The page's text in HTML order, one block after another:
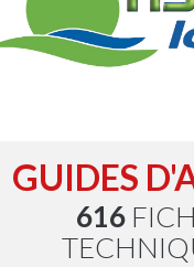
GUIDES
616